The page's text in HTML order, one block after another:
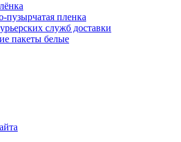
пузырчатая пленка
служб доставки
пакеты белые